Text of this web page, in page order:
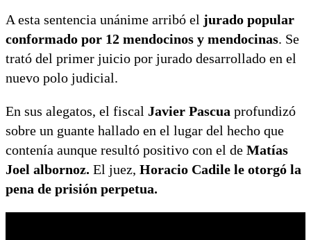
A esta sentencia unánime arribó el jurado popular
conformado por 12 mendocinos y mendocinas. Se
trató del primer juicio por jurado desarrollado en el
nuevo polo judicial.
En sus alegatos, el fiscal Javier Pascua profundizó
sobre un guante hallado en el lugar del hecho que
contenía aunque resultó positivo con el de Matías
Joel albornoz. El juez, Horacio Cadile le otorgó la
pena de prisión perpetua.